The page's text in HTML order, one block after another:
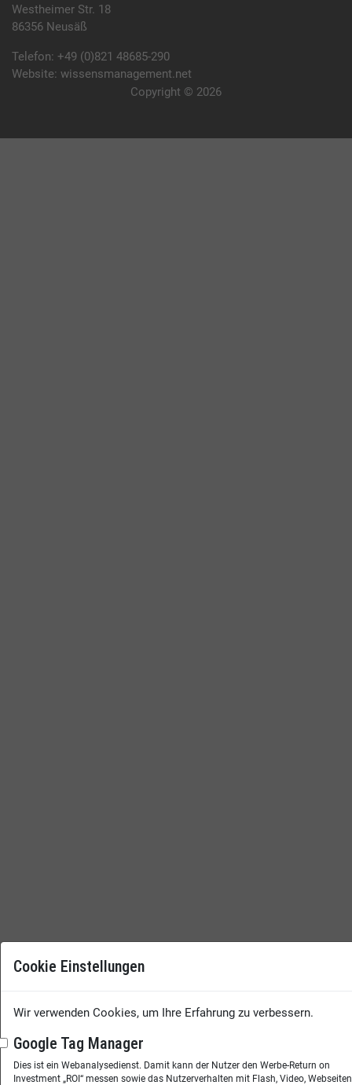
Westheimer Str. 18
86356 Neusäß
Telefon: +49 (0)821 48685-290
Website: wissensmanagement.net
Copyright © 2026
Cookie Einstellungen
Wir verwenden Cookies, um Ihre Erfahrung zu verbessern.
Google Tag Manager
Dies ist ein Webanalysedienst. Damit kann der Nutzer den Werbe-Return on
Investment „ROI“ messen sowie das Nutzerverhalten mit Flash, Video,